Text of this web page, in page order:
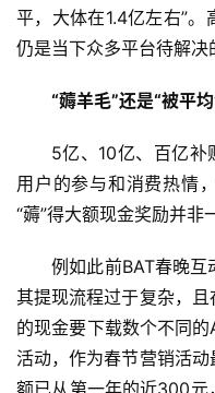
页
挖
平，大体在1.4亿左右”
仍是当下众多平台待解决
“薅羊毛”还是“被平
5亿、10亿、百亿补
用户的参与和消费热情
“薅”得大额现金奖励并非
例如此前BAT春晚
其提现流程过于复杂，
的现金要下载数个不同
活动，作为春节营销活